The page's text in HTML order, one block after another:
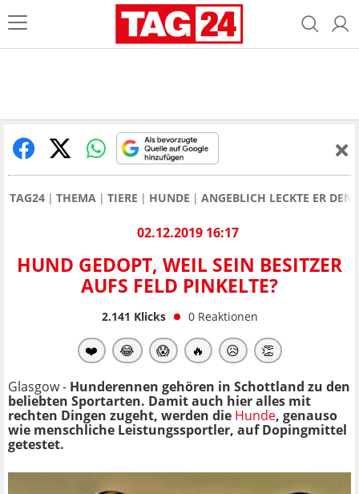
TAG24 THEMA TIERE HUNDE ANGEBLICH LECKTE ER DEN
02.12.2019 16:17
HUND GEDOPT, WEIL SEIN BESITZER
AUFS FELD PINKELTE?
2.141 Klicks 0 Reaktionen
❤️ 😂 😱 🔥 😥 👏
Glasgow - Hunderennen gehören in Schottland zu den
beliebten Sportarten. Damit auch hier alles mit
rechten Dingen zugeht, werden die Hunde, genauso
wie menschliche Leistungssportler, auf Dopingmittel
getestet.